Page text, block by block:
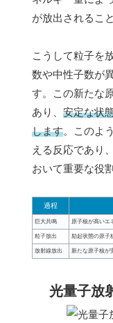
が放出されるこ
こうして粒子を
数や中性子数が
す。この新たな
あり、 安定な状
します。このよ
える反応であり
おいて重要な役
過程
巨大共鳴 原子核が高いエ
粒子放出 励起状態の原子
放射線放出 新たな原子核が
光量子放